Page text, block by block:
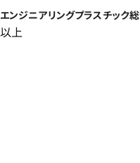
エンジニアリングプラスチック
以上